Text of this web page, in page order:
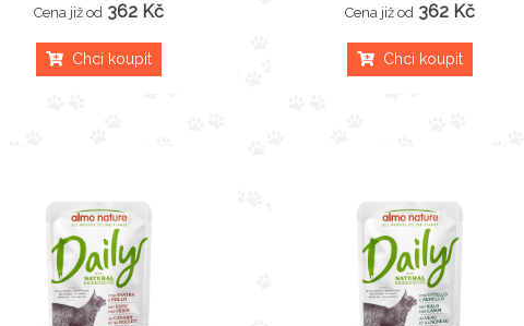
Cena již od 362 Kč
Chci koupit
Cena již od 362 Kč
Chci koupit